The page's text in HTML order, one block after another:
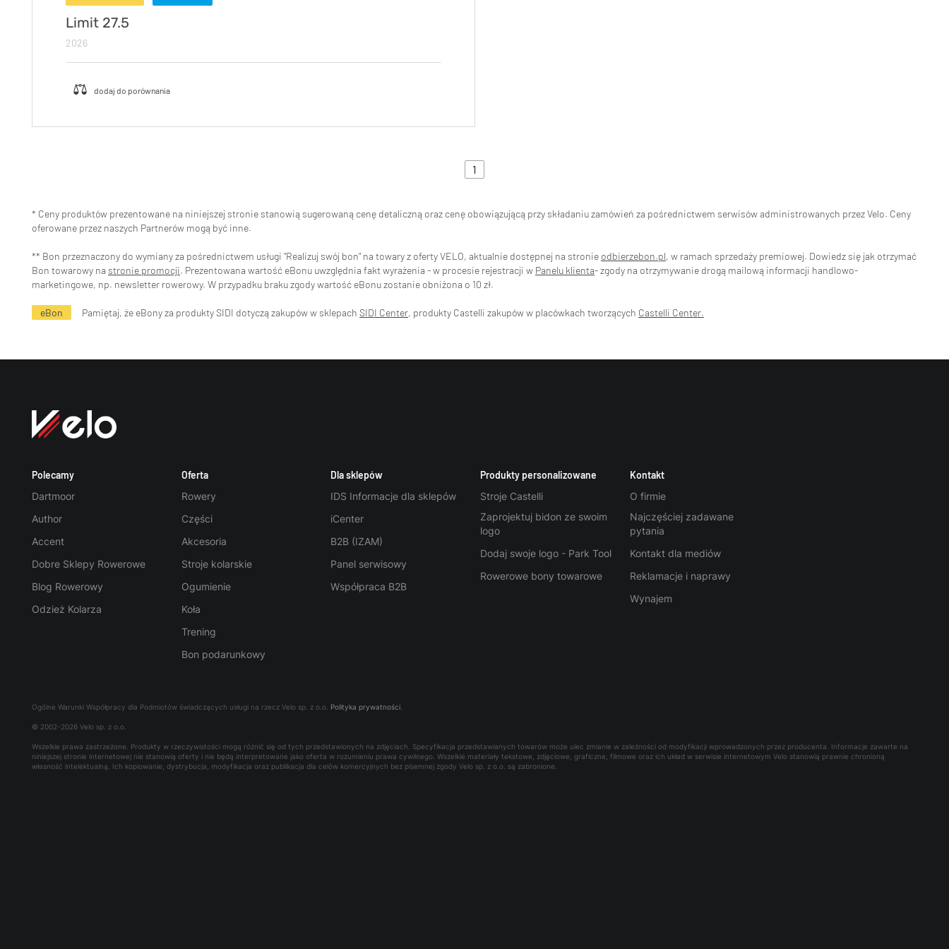
Limit 27.5
2026
1
* Ceny produktów prezentowane na niniejszej stronie stanowią sugerowaną cenę detaliczną oraz cenę obowiązującą przy składaniu zamówień za pośrednictwem serwisów administrowanych przez Velo. Ceny
oferowane przez naszych Partnerów mogą być inne.
** Bon przeznaczony do wymiany za pośrednictwem usługi "Realizuj swój bon" na towary z oferty VELO, aktualnie dostępnej na stronie odbierzebon.pl, w ramach sprzedaży premiowej. Dowiedz się jak otrzymać
Bon towarowy na stronie promocji. Prezentowana wartość eBonu uwzględnia fakt wyrażenia - w procesie rejestracji w Panelu klienta- zgody na otrzymywanie drogą mailową informacji handlowo-
marketingowe, np. newsletter rowerowy. W przypadku braku zgody wartość eBonu zostanie obniżona o 10 zł.
eBon Pamiętaj, że eBony za produkty SIDI dotyczą zakupów w sklepach SIDI Center, produkty Castelli zakupów w placówkach tworzących Castelli Center.
Polecamy
Dartmoor
Author
Accent
Dobre Sklepy Rowerowe
Blog Rowerowy
Odzież Kolarza
Oferta
Rowery
Części
Akcesoria
Stroje kolarskie
Ogumienie
Koła
Trening
Bon podarunkowy
Dla sklepów
IDS Informacje dla sklepów
iCenter
B2B (IZAM)
Panel serwisowy
Współpraca B2B
Produkty personalizowane
Stroje Castelli
Zaprojektuj bidon ze swoim
logo
Dodaj swoje logo - Park Tool
Rowerowe bony towarowe
Kontakt
O firmie
Najczęściej zadawane
pytania
Kontakt dla mediów
Reklamacje i naprawy
Wynajem
Ogólne Warunki Współpracy dla Podmiotów świadczących usługi na rzecz Velo sp. z o.o. Polityka prywatności
© 2002-2026 Velo sp. z o.o.
Wszelkie prawa zastrzeżone. Produkty w rzeczywistości mogą różnić się od tych przedstawionych na zdjęciach. Specyfikacja przedstawianych towarów może ulec zmianie w zależności od modyfikacji wprowadzonych przez producenta. Informacje zawarte na
niniejszej stronie internetowej nie stanowią oferty i nie będą interpretowane jako oferta w rozumieniu prawa cywilnego. Wszelkie materiały tekstowe, zdjęciowe, graficzne, filmowe oraz ich układ w serwisie internetowym Velo stanowią prawnie chronioną
własność intelektualną. Ich kopiowanie, dystrybucja, modyfikacja oraz publikacja dla celów komercyjnych bez pisemnej zgody Velo sp. z o.o. są zabronione.